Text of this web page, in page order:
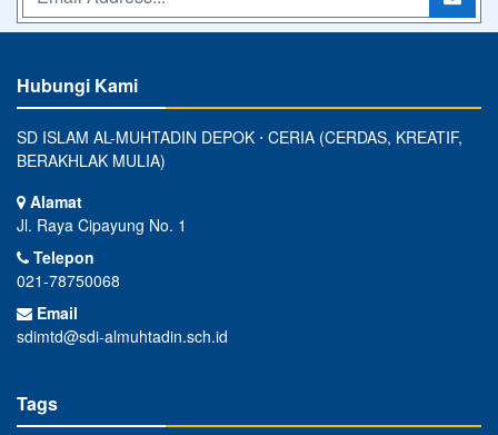
Hubungi Kami
SD ISLAM AL-MUHTADIN DEPOK ⋅ CERIA (CERDAS, KREATIF,
BERAKHLAK MULIA)
Alamat
Jl. Raya Cipayung No. 1
Telepon
021-78750068
Email
sdimtd@sdi-almuhtadin.sch.id
Tags